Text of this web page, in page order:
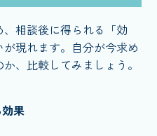
相談後に得られる「効
現れます。自分が今求め
、比較してみましょう。
果